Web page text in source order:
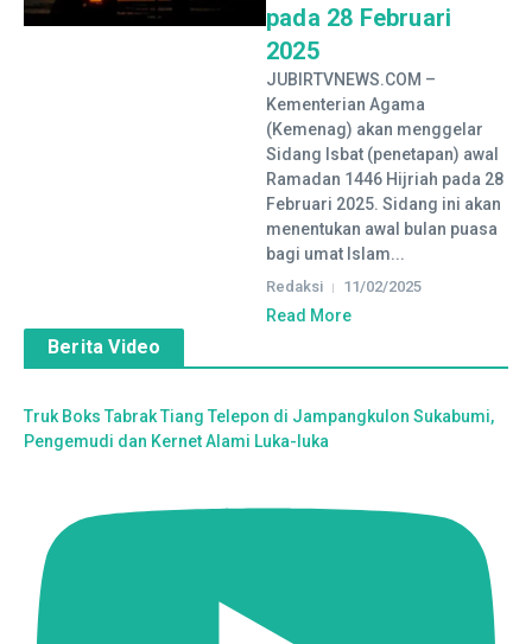
pada 28 Februari
2025
JUBIRTVNEWS.COM –
Kementerian Agama
(Kemenag) akan menggelar
Sidang Isbat (penetapan) awal
Ramadan 1446 Hijriah pada 28
Februari 2025. Sidang ini akan
menentukan awal bulan puasa
bagi umat Islam...
Redaksi 11/02/2025
Read More
Berita Video
Truk Boks Tabrak Tiang Telepon di Jampangkulon Sukabumi,
Pengemudi dan Kernet Alami Luka-luka